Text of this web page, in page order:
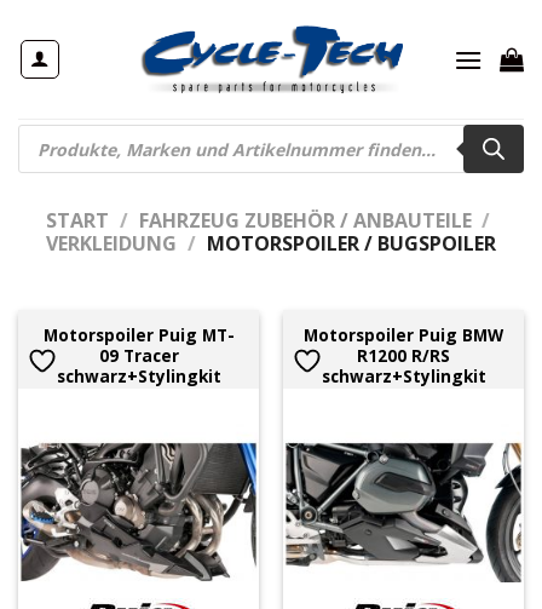
Inhalt
springen
Products
search
START / FAHRZEUG ZUBEHÖR / ANBAUTEILE /
VERKLEIDUNG / MOTORSPOILER / BUGSPOILER
Motorspoiler Puig MT-
09 Tracer
schwarz+Stylingkit
Motorspoiler Puig BMW
R1200 R/RS
schwarz+Stylingkit